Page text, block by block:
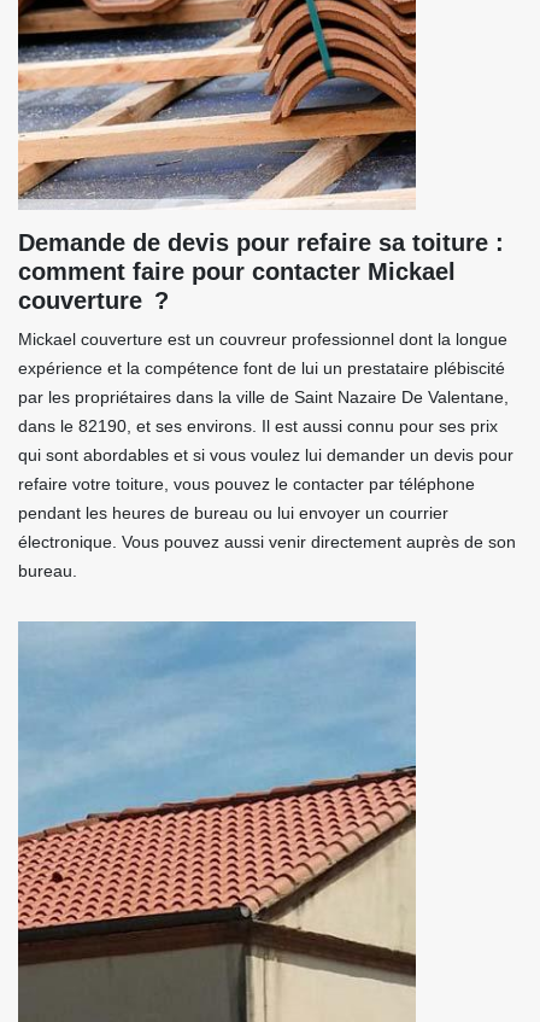
Demande de devis pour refaire sa toiture :
comment faire pour contacter Mickael
couverture ?
Mickael couverture est un couvreur professionnel dont la longue
expérience et la compétence font de lui un prestataire plébiscité
par les propriétaires dans la ville de Saint Nazaire De Valentane,
dans le 82190, et ses environs. Il est aussi connu pour ses prix
qui sont abordables et si vous voulez lui demander un devis pour
refaire votre toiture, vous pouvez le contacter par téléphone
pendant les heures de bureau ou lui envoyer un courrier
électronique. Vous pouvez aussi venir directement auprès de son
bureau.